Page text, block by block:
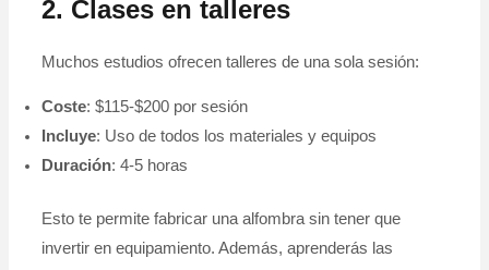
2. Clases en talleres
Muchos estudios ofrecen talleres de una sola sesión:
Coste: $115-$200 por sesión
Incluye: Uso de todos los materiales y equipos
Duración: 4-5 horas
Esto te permite fabricar una alfombra sin tener que
invertir en equipamiento. Además, aprenderás las